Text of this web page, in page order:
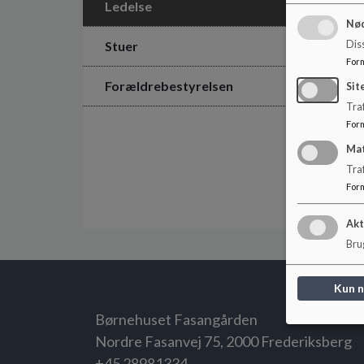
Ledelse
Stuer
Forældrebestyrelsen
Børnehuset Fasangården
Nordre Fasanvej 75, 2000 Frederiksberg
Kun